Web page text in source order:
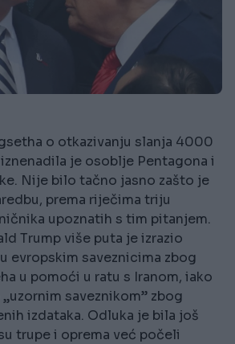
o otkazivanju slanja 4000
je osoblje Pentagona i
Nije bilo tačno jasno zašto je
prema riječima triju
upoznatih s tim pitanjem.
Trump više puta je izrazio
evropskim saveznicima zbog
u pomoći u ratu s Iranom, iako
saveznikom” zbog
izdataka. Odluka je bila još
trupe i oprema već počeli